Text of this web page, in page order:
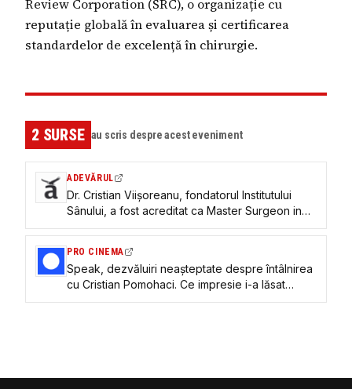
Review Corporation (SRC), o organizație cu
reputație globală în evaluarea și certificarea
standardelor de excelență în chirurgie.
2SURSE au scris despre acest eveniment
ADEVĂRUL
Dr. Cristian Viişoreanu, fondatorul Institutului
Sânului, a fost acreditat ca Master Surgeon in
Breast Treatment
PRO CINEMA
Speak, dezvăluiri neașteptate despre întâlnirea
cu Cristian Pomohaci. Ce impresie i-a lăsat
artistului: „Bagabonțel, așa…”